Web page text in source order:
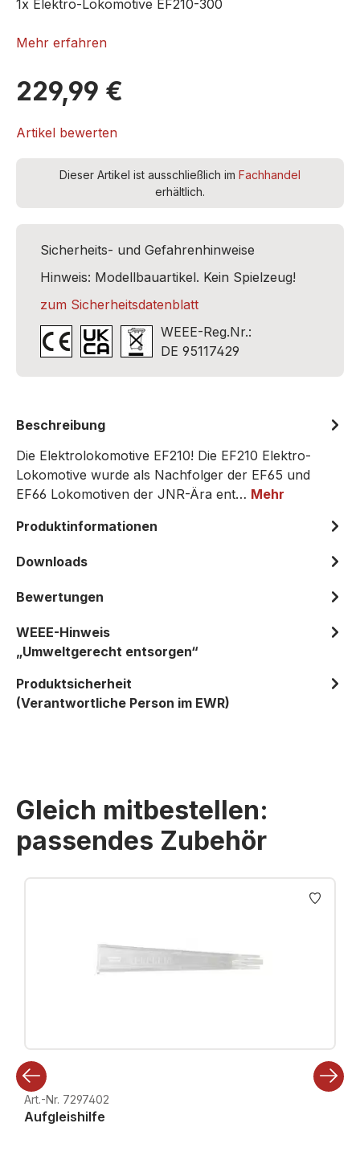
1x Elektro-Lokomotive EF210-300
ROKUHAN T018-4
Mehr erfahren
229,99 €
Artikel bewerten
Dieser Artikel ist ausschließlich im Fachhandel
erhältlich.
Sicherheits- und Gefahrenhinweise
Hinweis: Modellbauartikel. Kein Spielzeug!
zum Sicherheitsdatenblatt
WEEE-Reg.Nr.:
DE 95117429
Beschreibung
Die Elektrolokomotive EF210! Die EF210 Elektro-
Lokomotive wurde als Nachfolger der EF65 und
EF66 Lokomotiven der JNR-Ära ent… Mehr
Produktinformationen
Downloads
Bewertungen
WEEE-Hinweis
„Umweltgerecht entsorgen“
Produktsicherheit
(Verantwortliche Person im EWR)
Gleich mitbestellen:
passendes Zubehör
Produktgalerie überspringen
Art.-Nr. 7297402
Aufgleishilfe